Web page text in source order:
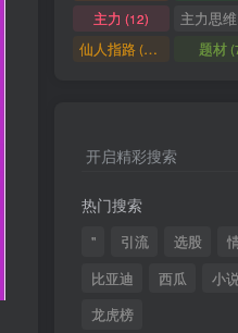
主力 (12) 主力思维
仙人指路(10) 题材
开启精彩搜索
热门搜索
" 引流 选股
比亚迪
西瓜 小
龙虎榜
2 股票打板、上板、封板、翘板、炸板
短线交易必须要懂的术语有哪些？
6 全程图解超详细！何为打